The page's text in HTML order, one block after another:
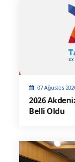
07 Ağustos
2026
Belli Oldu